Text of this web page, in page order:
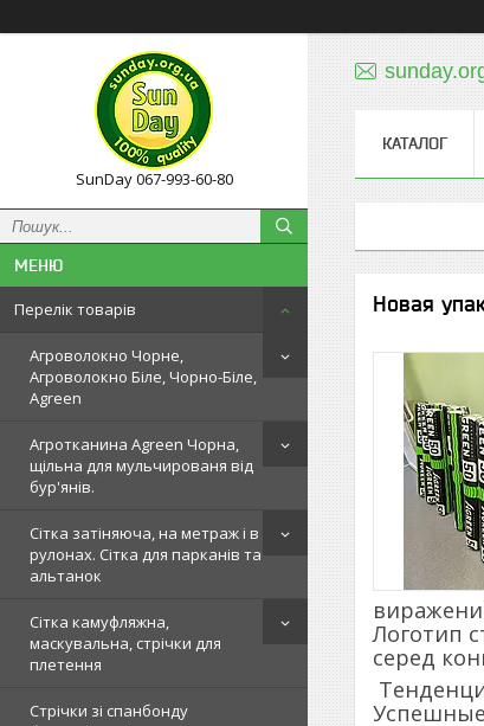
SunDay 067-993-60-80
Перелік товарів
Агроволокно Чорне,
Агроволокно Біле, Чорно-Біле,
Agreen
Агротканина Agreen Чорна,
щільна для мульчированя від
бур'янів.
Сітка затіняюча, на метраж і в
рулонах. Сітка для парканів та
альтанок
Сітка камуфляжна,
маскувальна, стрічки для
плетення
Стрічки зі спанбонду
КАТАЛОГ
Новая
Логотип
серед
Успешные